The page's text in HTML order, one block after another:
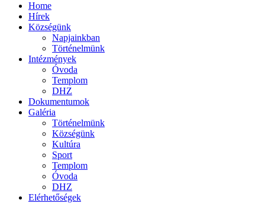
Home
Hírek
Községünk
Napjainkban
Történelmünk
Intézmények
Óvoda
Templom
DHZ
Dokumentumok
Galéria
Történelmünk
Községünk
Kultúra
Sport
Templom
Óvoda
DHZ
Elérhetőségek